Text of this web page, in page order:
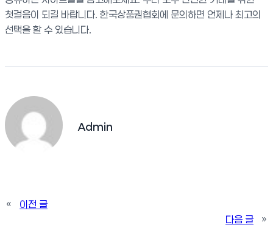
첫걸음이 되길 바랍니다. 한국상품권협회에 문의하면 언제나 최고의
선택을 할 수 있습니다.
Admin
«
이전 글
다음 글
»